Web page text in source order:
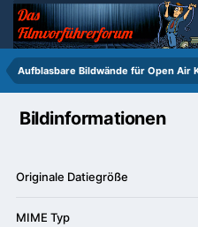
Aufblasbare Bildwände für Open Air
Bildinformationen
Originale Datiegröße
MIME Typ